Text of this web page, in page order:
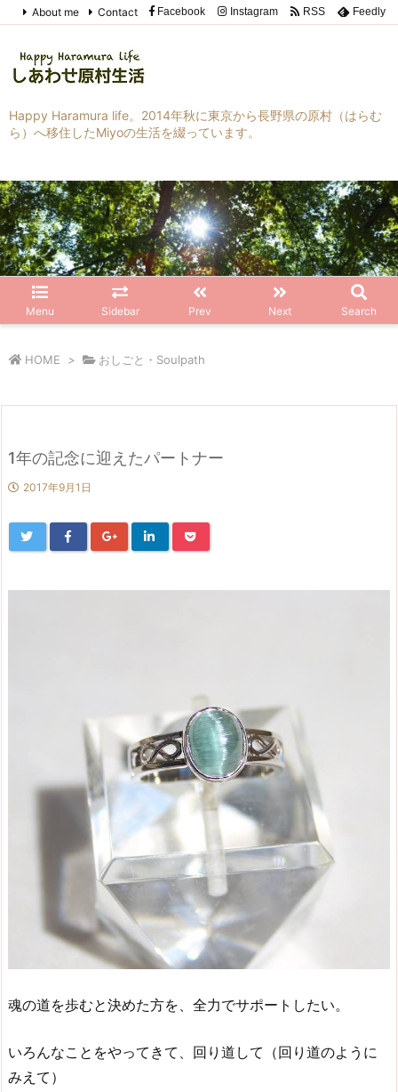
Happy Haramura life。2014年秋に東京から長野県の原村（はらむ
ら）へ移住したMiyoの生活を綴っています。
Menu Sidebar Prev Next Search
About me Contact Facebook Instagram RSS Feedly
HOME > おしごと・Soulpath
1年の記念に迎えたパートナー
2017年9月1日
魂の道を歩むと決めた方を、全力でサポートしたい。
いろんなことをやってきて、回り道して（回り道のように
みえて）